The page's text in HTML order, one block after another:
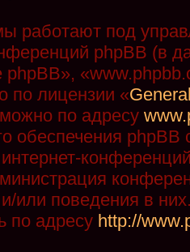
работают под
phpBB (в
phpBB»,
по лицензии «
по адресу
обеспечения phpBB
или поведения в
по адресу http://